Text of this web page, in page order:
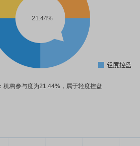
21.44%
机构参与度为21.44%，属于轻度控盘